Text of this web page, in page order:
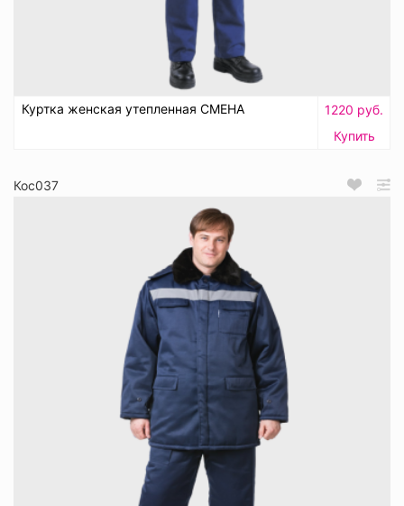
Куртка женская утепленная СМЕНА
1220 руб.
Купить
Кос037